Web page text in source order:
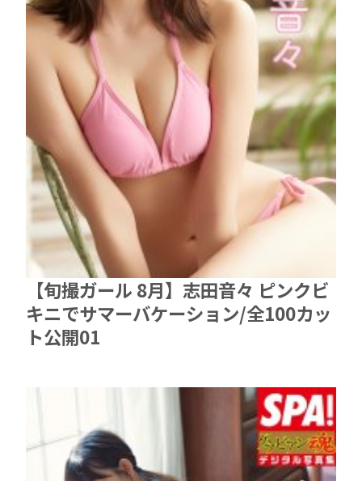
【旬撮ガール 8月】志田音々 ピンクビ
キニでサマーバケーション/全100カッ
ト公開01